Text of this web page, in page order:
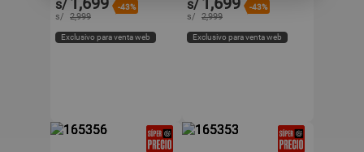
s/ -43%
s/ 2,999
Exclusivo para venta web
s/ -43%
s/ 2,999
Exclusivo para venta web